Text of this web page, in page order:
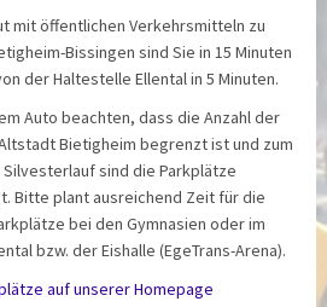
mit öffentlichen Verkehrsmitteln zu
Bissingen sind Sie in 15 Minuten
der Haltestelle Ellental in 5 Minuten.
Auto beachten, dass die Anzahl der
Bietigheim begrenzt ist und zum
sind die Parkplätze
Bitte plant ausreichend Zeit für die
bei den Gymnasien oder im
bzw. der Eishalle (EgeTrans-Arena).
auf unserer Homepage